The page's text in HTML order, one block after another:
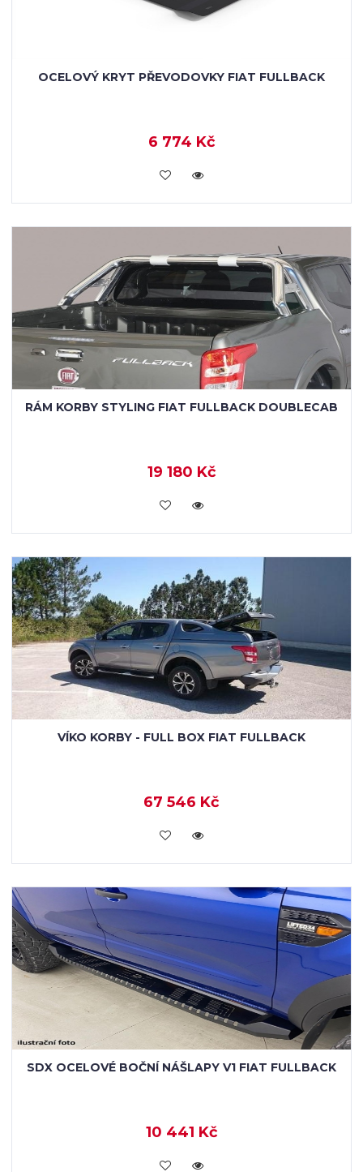
OCELOVÝ KRYT PŘEVODOVKY FIAT FULLBACK
6 774 Kč
KOUPIT
RÁM KORBY STYLING FIAT FULLBACK DOUBLECAB
19 180 Kč
KOUPIT
VÍKO KORBY - FULL BOX FIAT FULLBACK
67 546 Kč
KOUPIT
SDX OCELOVÉ BOČNÍ NÁŠLAPY V1 FIAT FULLBACK
10 441 Kč
KOUPIT